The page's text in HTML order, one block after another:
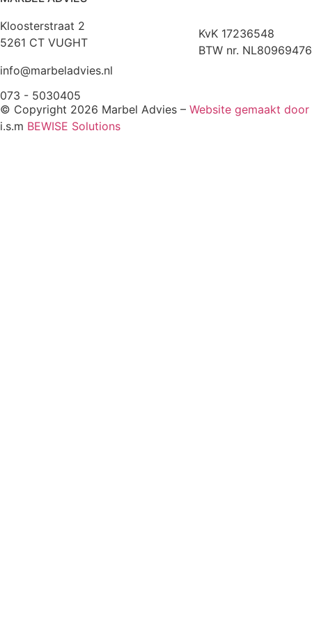
Kloosterstraat 2
5261 CT VUGHT
info@marbeladvies.nl
073 - 5030405
KvK 17236548
BTW nr.
© Copyright 2026 Marbel Advies – Website gemaakt
i.s.m BEWISE Solutions